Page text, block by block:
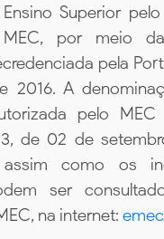
Superior
por meio
pela
2016. A
pelo
de 02 de
assim como os
ser
na internet: